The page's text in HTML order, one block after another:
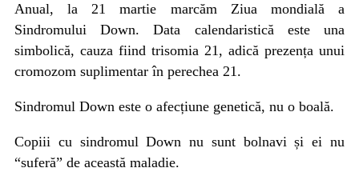
Anual, la 21 martie marcăm Ziua mondială a
Sindromului Down. Data calendaristică este una
simbolică, cauza fiind trisomia 21, adică prezența unui
cromozom suplimentar în perechea 21.
Sindromul Down este o afecțiune genetică, nu o boală.
Copiii cu sindromul Down nu sunt bolnavi și ei nu
“suferă” de această maladie.